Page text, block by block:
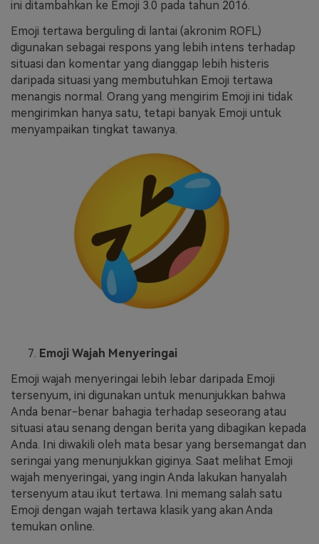
ini ditambahkan ke Emoji 3.0 pada tahun 2016.
Emoji tertawa berguling di lantai (akronim ROFL)
digunakan sebagai respons yang lebih intens terhadap
situasi dan komentar yang dianggap lebih histeris
daripada situasi yang membutuhkan Emoji tertawa
menangis normal. Orang yang mengirim Emoji ini tidak
mengirimkan hanya satu, tetapi banyak Emoji untuk
menyampaikan tingkat tawanya.
Emoji Wajah Menyeringai
Emoji wajah menyeringai lebih lebar daripada Emoji
tersenyum, ini digunakan untuk menunjukkan bahwa
Anda benar-benar bahagia terhadap seseorang atau
situasi atau senang dengan berita yang dibagikan kepada
Anda. Ini diwakili oleh mata besar yang bersemangat dan
seringai yang menunjukkan giginya. Saat melihat Emoji
wajah menyeringai, yang ingin Anda lakukan hanyalah
tersenyum atau ikut tertawa. Ini memang salah satu
Emoji dengan wajah tertawa klasik yang akan Anda
temukan online.